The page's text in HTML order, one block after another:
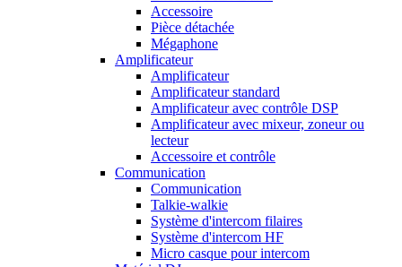
Accessoire
Pièce détachée
Mégaphone
Amplificateur
Amplificateur
Amplificateur standard
Amplificateur avec contrôle DSP
Amplificateur avec mixeur, zoneur ou
lecteur
Accessoire et contrôle
Communication
Communication
Talkie-walkie
Système d'intercom filaires
Système d'intercom HF
Micro casque pour intercom